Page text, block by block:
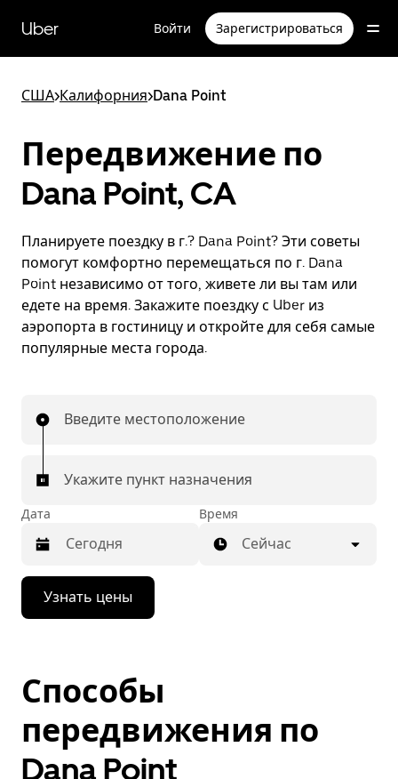
перейти
к
Uber Войти Зарегистрироваться
США>Калифорния>Dana Point
Передвижение по
Dana Point, CA
Планируете поездку в г.? Dana Point? Эти советы
помогут комфортно перемещаться по г. Dana
Point независимо от того, живете ли вы там или
едете на время. Закажите поездку с Uber из
аэропорта в гостиницу и откройте для себя самые
популярные места города.
Введите местоположение
Укажите пункт назначения
Дата
Нажмите
стрелку
вниз,
календарю
и
дату.
Чтобы
закрыть
Время
Сейчас
Узнать цены
Способы
передвижения по
Dana Point